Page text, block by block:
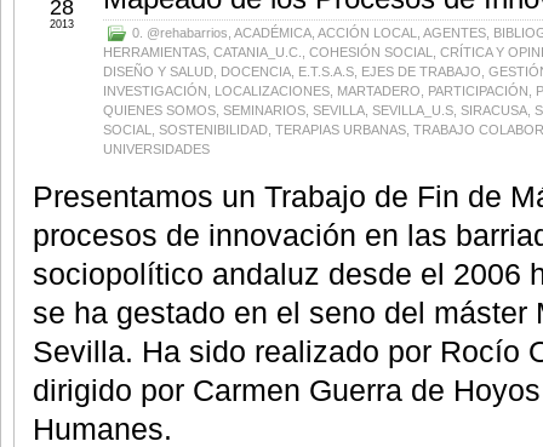
0. @rehabarrios ACADÉMICA ACCIÓN LOCAL AGENTES
HERRAMIENTAS CATANIA_U.C. COHESIÓN SOCIAL
CRÍTICA Y
DISEÑO Y SALUD DOCENCIA E.T.S.A.S EJES DE TRABAJO
INVESTIGACIÓN
LOCALIZACIONES MARTADERO PARTICIPACIÓN
QUIENES SOMOS SEMINARIOS SEVILLA SEVILLA_U.S SIRACUSA
SOCIAL
SOSTENIBILIDAD TERAPIAS URBANAS TRABAJO
UNIVERSIDADES
28
2013
Presentamos un Trabajo de Fin de
procesos de innovación en las
sociopolítico andaluz desde el 2006
se ha gestado en el seno del máster
Sevilla. Ha sido realizado por Rocío
dirigido por Carmen Guerra de
Humanes.